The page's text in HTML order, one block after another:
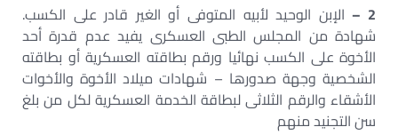
2 –
الإبن الوحيد لأبيه المتوفى أو الغير قادر على الكسب.
شهادة من المجلس الطبى العسكرى يفيد عدم قدرة أحد
الأخوة على الكسب نهائيا ورقم بطاقته العسكرية أو بطاقته
الشخصية وجهة صدورها – شهادات ميلاد الأخوة والأخوات
الأشقاء والرقم الثلاثى لبطاقة الخدمة العسكرية لكل من بلغ
سن التجنيد منهم